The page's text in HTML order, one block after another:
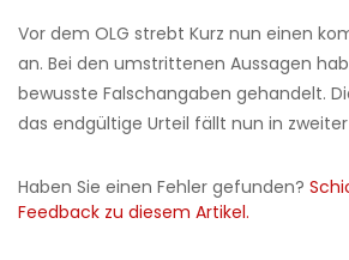
Vor dem OLG strebt Kurz nun einen
an. Bei den umstrittenen Aussagen
bewusste Falschangaben gehandelt.
das endgültige Urteil fällt nun in
Haben Sie einen Fehler gefunden?
Feedback zu diesem Artikel.